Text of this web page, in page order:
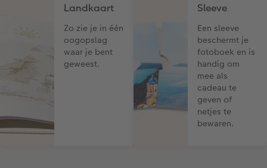
Landkaart
Zo zie je in één
oogopslag
waar je bent
geweest.
Sleeve
Een sleeve
beschermt je
fotoboek en is
handig om
mee als
cadeau te
geven of
netjes te
bewaren.